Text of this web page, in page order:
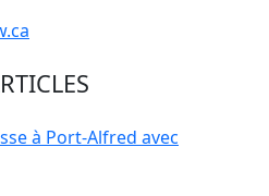
à Port-Alfred avec